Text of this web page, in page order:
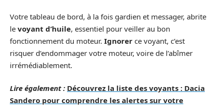
Votre tableau de bord, à la fois gardien et messager, abrite
le voyant d’huile, essentiel pour veiller au bon
fonctionnement du moteur. Ignorer ce voyant, c’est
risquer d’endommager votre moteur, voire de l’abîmer
irrémédiablement.
Lire également : Découvrez la liste des voyants : Dacia
Sandero pour comprendre les alertes sur votre